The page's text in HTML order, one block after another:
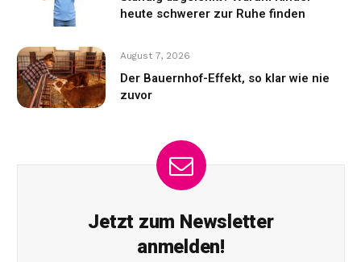
heute schwerer zur Ruhe finden
August 7, 2026
Der Bauernhof-Effekt, so klar wie nie
zuvor
Jetzt zum Newsletter
anmelden!